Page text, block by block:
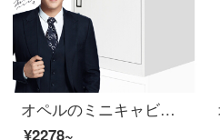
オペルのミニキャビネットのファイルキャビネットのチェイトテーブルの下にあるテーブルの活动棚の钢制ナイトテ-ブルの一斗一门
¥2278~